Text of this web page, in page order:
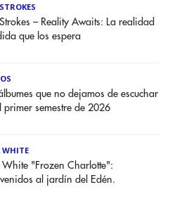
– Reality Awaits: La realidad
que los espera
que no dejamos de escuchar
primer semestre de 2026
WHITE
White "Frozen Charlotte":
al jardín del Edén.